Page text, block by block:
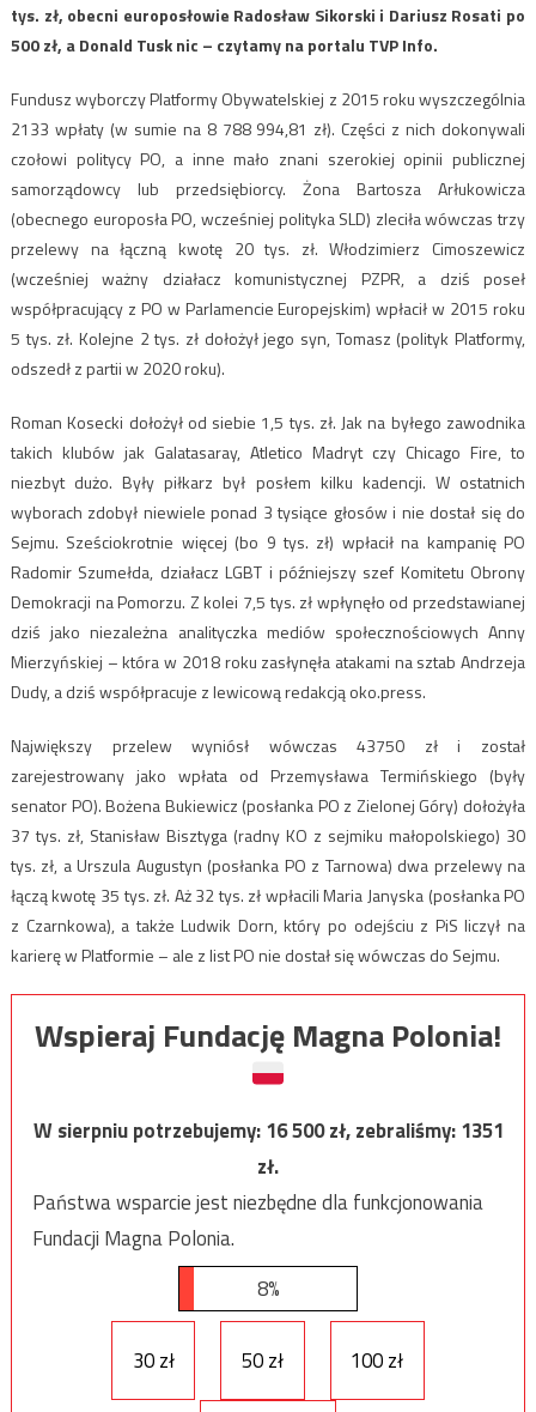
tys. zł, obecni europosłowie Radosław Sikorski i Dariusz Rosati po
500 zł, a Donald Tusk nic – czytamy na portalu TVP Info.
Fundusz wyborczy Platformy Obywatelskiej z 2015 roku wyszczególnia
2133 wpłaty (w sumie na 8 788 994,81 zł). Części z nich dokonywali
czołowi politycy PO, a inne mało znani szerokiej opinii publicznej
samorządowcy lub przedsiębiorcy. Żona Bartosza Arłukowicza
(obecnego europosła PO, wcześniej polityka SLD) zleciła wówczas trzy
przelewy na łączną kwotę 20 tys. zł. Włodzimierz Cimoszewicz
(wcześniej ważny działacz komunistycznej PZPR, a dziś poseł
współpracujący z PO w Parlamencie Europejskim) wpłacił w 2015 roku
5 tys. zł. Kolejne 2 tys. zł dołożył jego syn, Tomasz (polityk Platformy,
odszedł z partii w 2020 roku).
Roman Kosecki dołożył od siebie 1,5 tys. zł. Jak na byłego zawodnika
takich klubów jak Galatasaray, Atletico Madryt czy Chicago Fire, to
niezbyt dużo. Były piłkarz był posłem kilku kadencji. W ostatnich
wyborach zdobył niewiele ponad 3 tysiące głosów i nie dostał się do
Sejmu. Sześciokrotnie więcej (bo 9 tys. zł) wpłacił na kampanię PO
Radomir Szumełda, działacz LGBT i późniejszy szef Komitetu Obrony
Demokracji na Pomorzu. Z kolei 7,5 tys. zł wpłynęło od przedstawianej
dziś jako niezależna analityczka mediów społecznościowych Anny
Mierzyńskiej – która w 2018 roku zasłynęła atakami na sztab Andrzeja
Dudy, a dziś współpracuje z lewicową redakcją oko.press.
Największy przelew wyniósł wówczas 43750 zł i został
zarejestrowany jako wpłata od Przemysława Termińskiego (były
senator PO). Bożena Bukiewicz (posłanka PO z Zielonej Góry) dołożyła
37 tys. zł, Stanisław Bisztyga (radny KO z sejmiku małopolskiego) 30
tys. zł, a Urszula Augustyn (posłanka PO z Tarnowa) dwa przelewy na
łączą kwotę 35 tys. zł. Aż 32 tys. zł wpłacili Maria Janyska (posłanka PO
z Czarnkowa), a także Ludwik Dorn, który po odejściu z PiS liczył na
karierę w Platformie – ale z list PO nie dostał się wówczas do Sejmu.
Wspieraj Fundację Magna Polonia!
W sierpniu potrzebujemy:16 500zł, zebraliśmy:1351
zł.
Państwa wsparcie jest niezbędne dla funkcjonowania
Fundacji Magna Polonia.
8%
30 zł 50 zł 100 zł